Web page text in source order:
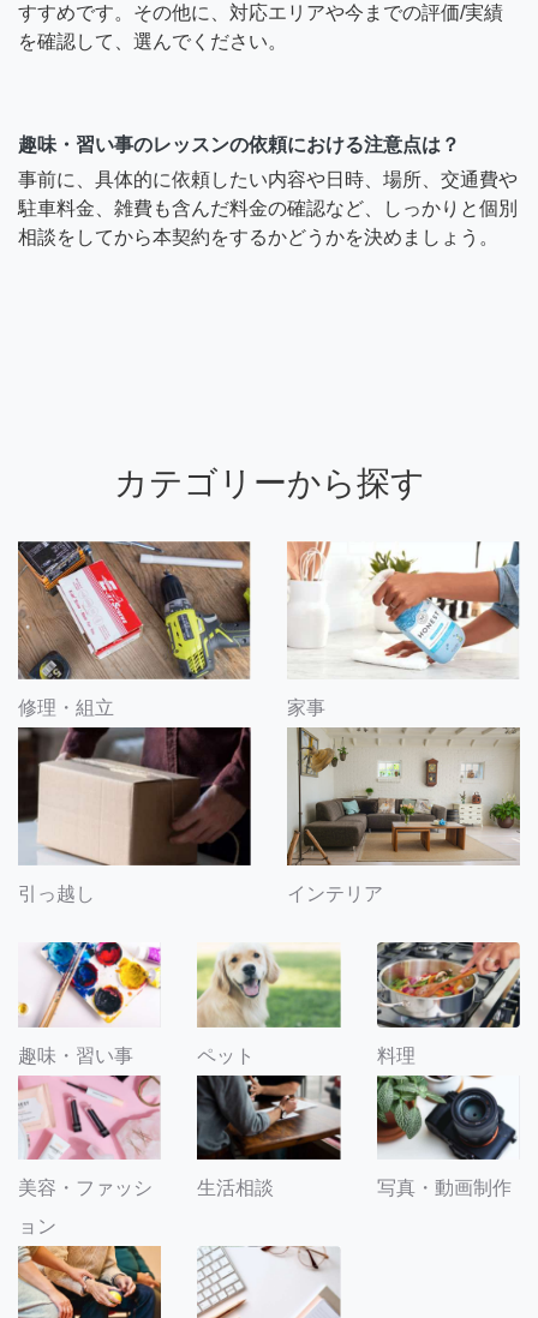
すすめです。その他に、対応エリアや今までの評価/実績
を確認して、選んでください。
趣味・習い事のレッスンの依頼における注意点は？
事前に、具体的に依頼したい内容や日時、場所、交通費や
駐車料金、雑費も含んだ料金の確認など、しっかりと個別
相談をしてから本契約をするかどうかを決めましょう。
カテゴリーから探す
修理・組立 家事
引っ越し インテリア
趣味・習い事 ペット 料理
美容・ファッシ
ョン
生活相談 写真・動画制作